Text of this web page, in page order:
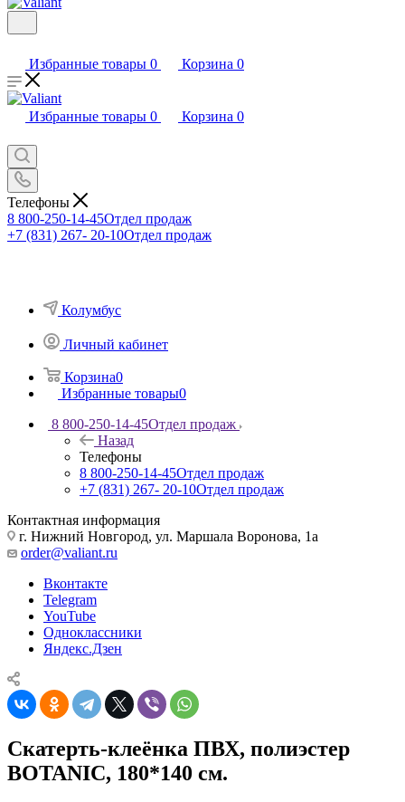
Избранные товары 0 Корзина 0
Избранные товары 0 Корзина 0
Телефоны
8 800-250-14-45Отдел продаж
+7 (831) 267- 20-10Отдел продаж
Колумбус
Личный кабинет
Корзина0
Избранные товары0
8 800-250-14-45Отдел продаж
Назад
Телефоны
8 800-250-14-45Отдел продаж
+7 (831) 267- 20-10Отдел продаж
Контактная информация
г. Нижний Новгород, ул. Маршала Воронова, 1а
order@valiant.ru
Вконтакте
Telegram
YouTube
Одноклассники
Яндекс.Дзен
Скатерть-клеёнка ПВХ, полиэстер
BOTANIC, 180*140 см.